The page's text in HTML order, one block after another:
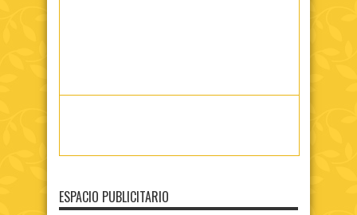
ESPACIO PUBLICITARIO